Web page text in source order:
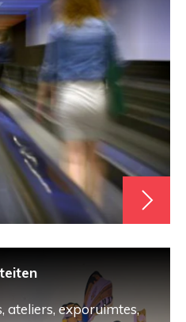
ateliers, exporuimtes,